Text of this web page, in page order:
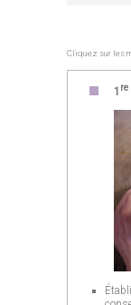
Cliquez sur les
1 re